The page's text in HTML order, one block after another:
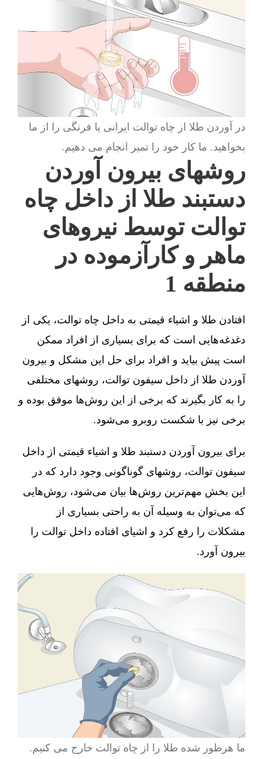
در آوردن طلا از چاه توالت ایرانی یا فرنگی را از ما
بخواهید. ما کار خود را تمیز انجام می دهیم.
روشهای بیرون آوردن
دستبند طلا از داخل چاه
توالت توسط نیروهای
ماهر و کارآزموده در
منطقه 1
افتادن طلا و اشیاء قیمتی به داخل چاه توالت، یکی از
دغدغه‌هایی است که برای بسیاری از افراد ممکن
است پیش بیاید و افراد برای حل این مشکل و بیرون
آوردن طلا از داخل سیفون توالت، روشهای مختلفی
را به کار بگیرند که برخی از این روش‌ها موفق بوده و
برخی نیز با شکست روبرو می‌شود.
برای بیرون آوردن دستبند طلا و اشیاء قیمتی از داخل
سیفون توالت، روشهای گوناگونی وجود دارد که در
این بخش مهم‌ترین روش‌ها بیان می‌شود، روش‌هایی
که می‌توان به وسیله آن به راحتی بسیاری از
مشکلات را رفع کرد و اشیای افتاده داخل توالت را
بیرون آورد.
ما هرطور شده طلا را از چاه توالت خارج می کنیم.